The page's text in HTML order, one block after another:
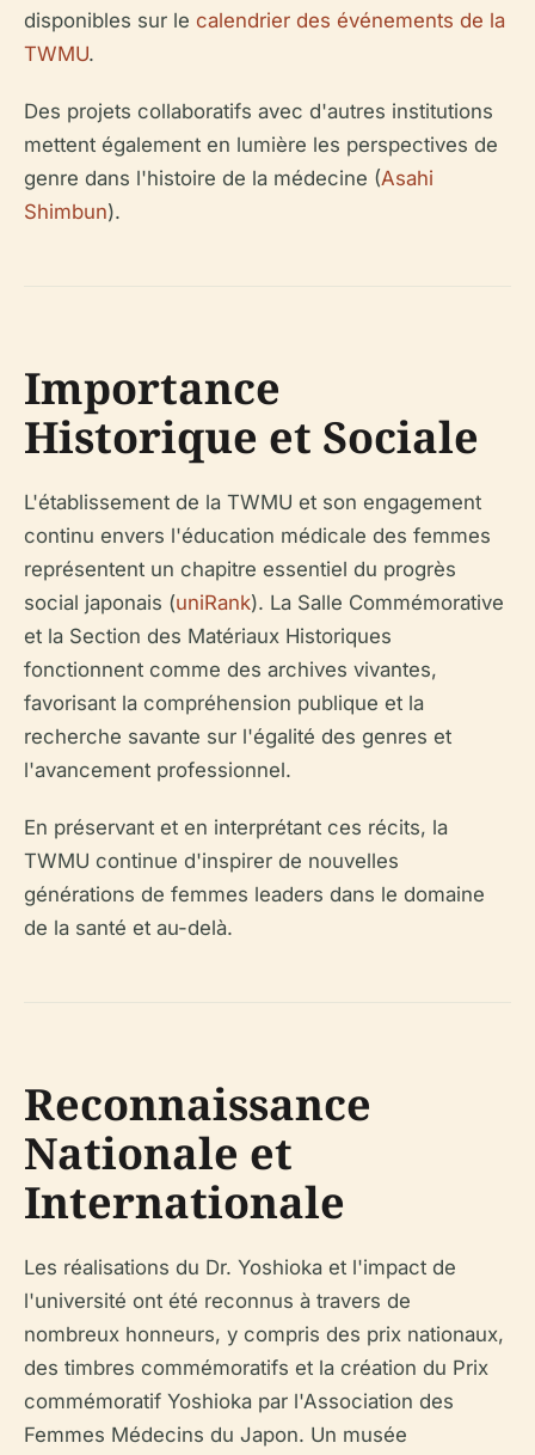
disponibles sur le calendrier des événements de la
TWMU.
Des projets collaboratifs avec d'autres institutions
mettent également en lumière les perspectives de
genre dans l'histoire de la médecine (Asahi
Shimbun).
Importance
Historique et Sociale
L'établissement de la TWMU et son engagement
continu envers l'éducation médicale des femmes
représentent un chapitre essentiel du progrès
social japonais (uniRank). La Salle Commémorative
et la Section des Matériaux Historiques
fonctionnent comme des archives vivantes,
favorisant la compréhension publique et la
recherche savante sur l'égalité des genres et
l'avancement professionnel.
En préservant et en interprétant ces récits, la
TWMU continue d'inspirer de nouvelles
générations de femmes leaders dans le domaine
de la santé et au-delà.
Reconnaissance
Nationale et
Internationale
Les réalisations du Dr. Yoshioka et l'impact de
l'université ont été reconnus à travers de
nombreux honneurs, y compris des prix nationaux,
des timbres commémoratifs et la création du Prix
commémoratif Yoshioka par l'Association des
Femmes Médecins du Japon. Un musée